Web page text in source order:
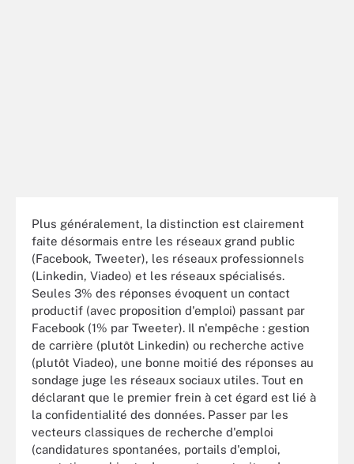
Plus généralement, la distinction est clairement
faite désormais entre les réseaux grand public
(Facebook, Tweeter), les réseaux professionnels
(Linkedin, Viadeo) et les réseaux spécialisés.
Seules 3% des réponses évoquent un contact
productif (avec proposition d'emploi) passant par
Facebook (1% par Tweeter). Il n'empêche : gestion
de carrière (plutôt Linkedin) ou recherche active
(plutôt Viadeo), une bonne moitié des réponses au
sondage juge les réseaux sociaux utiles. Tout en
déclarant que le premier frein à cet égard est lié à
la confidentialité des données. Passer par les
vecteurs classiques de recherche d'emploi
(candidatures spontanées, portails d'emploi,